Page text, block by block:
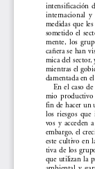
intensificación
internacional  y
medidas que
sometido  el
mente,  los
cañera se han
mica del sector,
mientras el
damentada en
En el caso
mio  productivo
fin de hacer un
los  riesgos
vos  y  acceden
embargo, el
este cultivo en
tiva  de  los
que utilizan la